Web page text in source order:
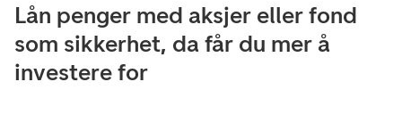
Lån penger med aksjer eller fond
som sikkerhet, da får du mer å
investere for